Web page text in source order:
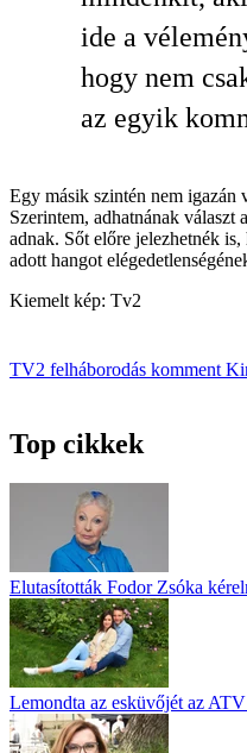
ide a
hogy nem
az egyik
Egy másik szintén nem
Szerintem, adhatnának választ
adnak. Sőt előre jelezhetnék
adott hangot
Kiemelt kép: Tv2
TV2 felháborodás komment
Top cikkek
Elutasították Fodor Zsóka
Lemondta az esküvőjét az